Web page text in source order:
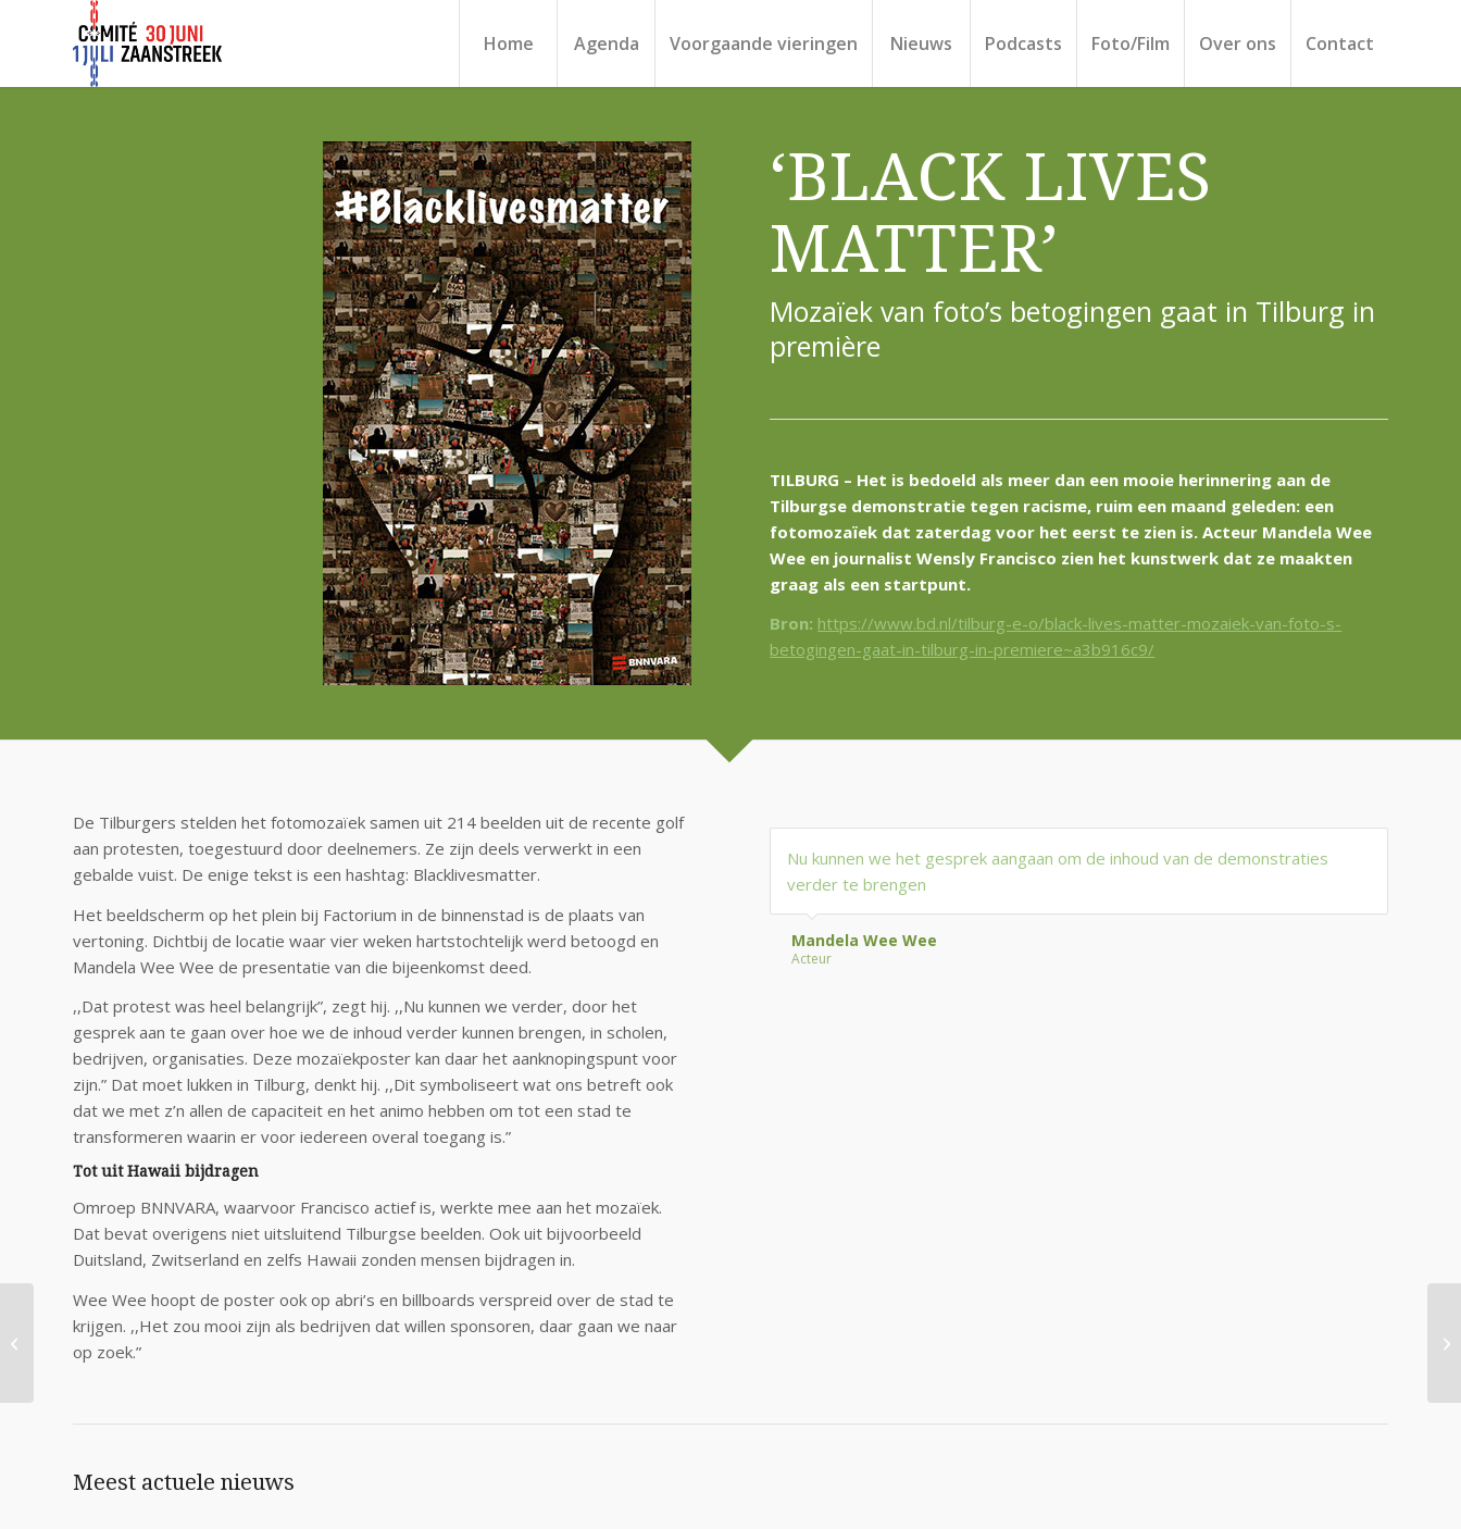
Home Agenda Voorgaande vieringen Nieuws Podcasts Foto/Film Over ons Contact
‘BLACK LIVES
MATTER’
Mozaïek van foto’s betogingen gaat in Tilburg in
première
TILBURG – Het is bedoeld als meer dan een mooie herinnering aan de
Tilburgse demonstratie tegen racisme, ruim een maand geleden: een
fotomozaïek dat zaterdag voor het eerst te zien is. Acteur Mandela Wee
Wee en journalist Wensly Francisco zien het kunstwerk dat ze maakten
graag als een startpunt.
Bron: https://www.bd.nl/tilburg-e-o/black-lives-matter-mozaiek-van-foto-s-
betogingen-gaat-in-tilburg-in-premiere~a3b916c9/
De Tilburgers stelden het fotomozaïek samen uit 214 beelden uit de recente golf
aan protesten, toegestuurd door deelnemers. Ze zijn deels verwerkt in een
gebalde vuist. De enige tekst is een hashtag: Blacklivesmatter.
Het beeldscherm op het plein bij Factorium in de binnenstad is de plaats van
vertoning. Dichtbij de locatie waar vier weken hartstochtelijk werd betoogd en
Mandela Wee Wee de presentatie van die bijeenkomst deed.
,,Dat protest was heel belangrijk”, zegt hij. ,,Nu kunnen we verder, door het
gesprek aan te gaan over hoe we de inhoud verder kunnen brengen, in scholen,
bedrijven, organisaties. Deze mozaïekposter kan daar het aanknopingspunt voor
zijn.” Dat moet lukken in Tilburg, denkt hij. ,,Dit symboliseert wat ons betreft ook
dat we met z’n allen de capaciteit en het animo hebben om tot een stad te
transformeren waarin er voor iedereen overal toegang is.”
Tot uit Hawaii bijdragen
Omroep BNNVARA, waarvoor Francisco actief is, werkte mee aan het mozaïek.
Dat bevat overigens niet uitsluitend Tilburgse beelden. Ook uit bijvoorbeeld
Duitsland, Zwitserland en zelfs Hawaii zonden mensen bijdragen in.
Wee Wee hoopt de poster ook op abri’s en billboards verspreid over de stad te
krijgen. ,,Het zou mooi zijn als bedrijven dat willen sponsoren, daar gaan we naar
op zoek.”
Nu kunnen we het gesprek aangaan om de inhoud van de demonstra­ties
verder te brengen
Mandela Wee Wee
Acteur
Meest actuele nieuws
Nieuwe Serie –
Welkom in de IJzeren